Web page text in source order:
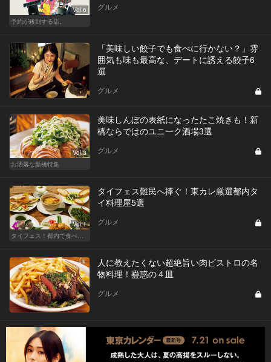
Vol.6
予約が殺到する店。
グルメ
「美味しい餃子でも食べに行かない？」雰
囲気も味も最高な、デートに誘える餃子6
選
グルメ
Vol.3
お洒落な新橋特集
美味しんぼの表紙になったたこ焼きも！新
橋ならではのユニーク酒場3選
グルメ
Vol.1
タイフェス難民へ捧ぐ！東カレ厳選都内タ
イ料理屋5選
グルメ
人に教えたくない超絶旨い肉ビストロの名
物料理！蠱惑の４皿
グルメ